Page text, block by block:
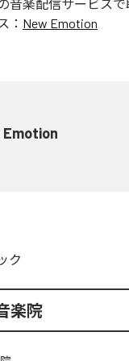
音楽配信サービスで
： New Emotion
Emotion
ク
楽院